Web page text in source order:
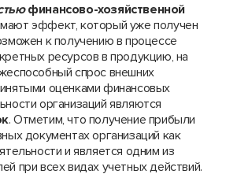
финансово-хозяйственной
эффект, который уже получен
к получению в процессе
ресурсов в продукцию, на
спрос внешних
оценками финансовых
организаций являются
. Отметим, что получение прибыли
документах организаций как
и является одним из
при всех видах учетных действий.